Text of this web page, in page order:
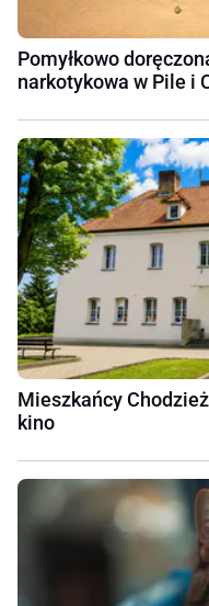
Pomyłkowo
narkotykowa w Pile i
Mieszkańcy
kino